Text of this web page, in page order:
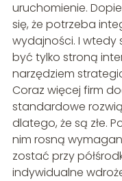
uruchomienie.
się, że potrzeba
wydajności. I wtedy
być tylko stroną
narzędziem
Coraz więcej firm
standardowe
dlatego, że są złe.
nim rosną
zostać przy
indywidualne